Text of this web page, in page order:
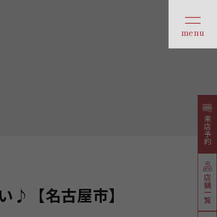
♪【名古屋市】
来店予約
店舗一覧